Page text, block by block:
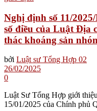
Nghị định số 11/
số điều của Luật Địa
thác khoáng sản
bởi Luật sư Tổng Hợp 02
26/02/2025
0
Luật Sư Tổng Hợp giới
15/01/2025 của Chính phủ